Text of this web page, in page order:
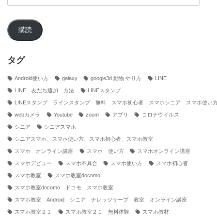
ア
ド
ス
購読
タグ
Android使い方 galaxy google3d 動物 やり方 LINE
LINE 友だち追加 方法 LINEスタンプ
LINEスタンプ ラインスタンプ 無料 スマホ初心者 スマホシニア スマホ使い
webカメラ Youtube zoom アプリ コロナウイルス
シニア シニアスマホ
シニアスマホ、スマホ使い方、スマホ初心者、スマホ教室
スマホ オンライン講座 スマホ 使い方 スマホオンライン講座
スマホデビュー スマホ不具合 スマホ使い方 スマホ初心者
スマホ教室 スマホ教室docomo
スマホ教室docomo ドコモ スマホ教室
スマホ教室 Android シニア ナレッジサーブ 教室 オンライン講座
スマホ教室２１ スマホ教室２１ 無料体験 スマホ教材